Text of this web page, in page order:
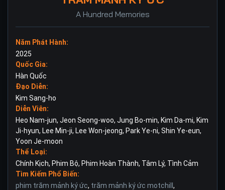
A Hundred Memories
Năm Phát Hành:
2025
Quốc Gia:
Hàn Quốc
Đạo Diễn:
Kim Sang-ho
Diễn Viên:
Heo Nam-jun, Jeon Seong-woo, Jung Bo-min, Kim Da-mi, Kim
Ji-hyun, Lee Min-ji, Lee Won-jeong, Park Ye-ni, Shin Ye-eun,
Yoon Je-moon
Thể Loại:
Chính Kịch, Phim Bộ, Phim Hoàn Thành, Tâm Lý, Tình Cảm
Tìm Kiếm Phổ Biến:
phim trăm mảnh ký ức, trăm mảnh ký ức motchill ,